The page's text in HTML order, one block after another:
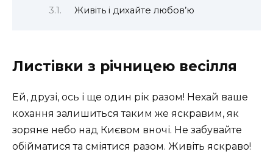
Живіть і дихайте любов’ю
Листівки з річницею весілля
Ей, друзі, ось і ще один рік разом! Нехай ваше
кохання залишиться таким же яскравим, як
зоряне небо над Києвом вночі. Не забувайте
обійматися та сміятися разом. Живіть яскраво!